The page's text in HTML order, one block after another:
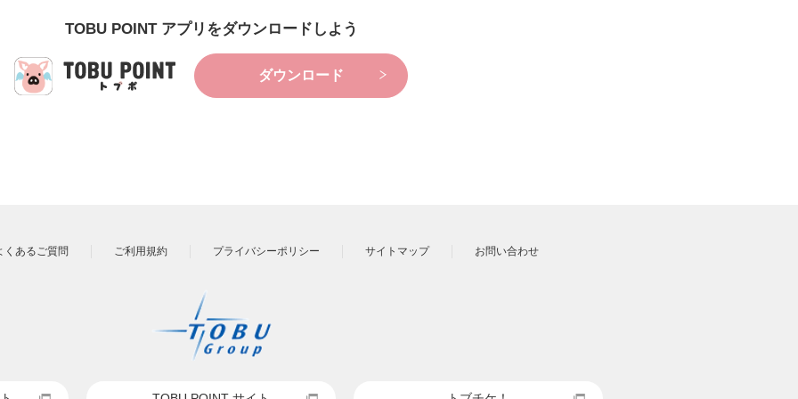
TOBU POINT アプリをダウンロードしよう
ダウンロード
くあるご質問 ご利用規約 プライバシーポリシー サイトマップ お問い合わせ